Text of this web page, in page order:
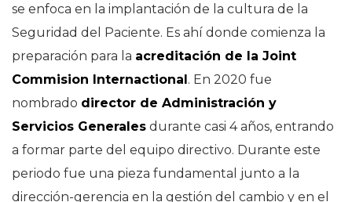
se enfoca en la implantación de la cultura de la
Seguridad del Paciente. Es ahí donde comienza la
preparación para la acreditación de la Joint
Commision Internactional. En 2020 fue
nombrado director de Administración y
Servicios Generales durante casi 4 años, entrando
a formar parte del equipo directivo. Durante este
periodo fue una pieza fundamental junto a la
dirección-gerencia en la gestión del cambio y en el